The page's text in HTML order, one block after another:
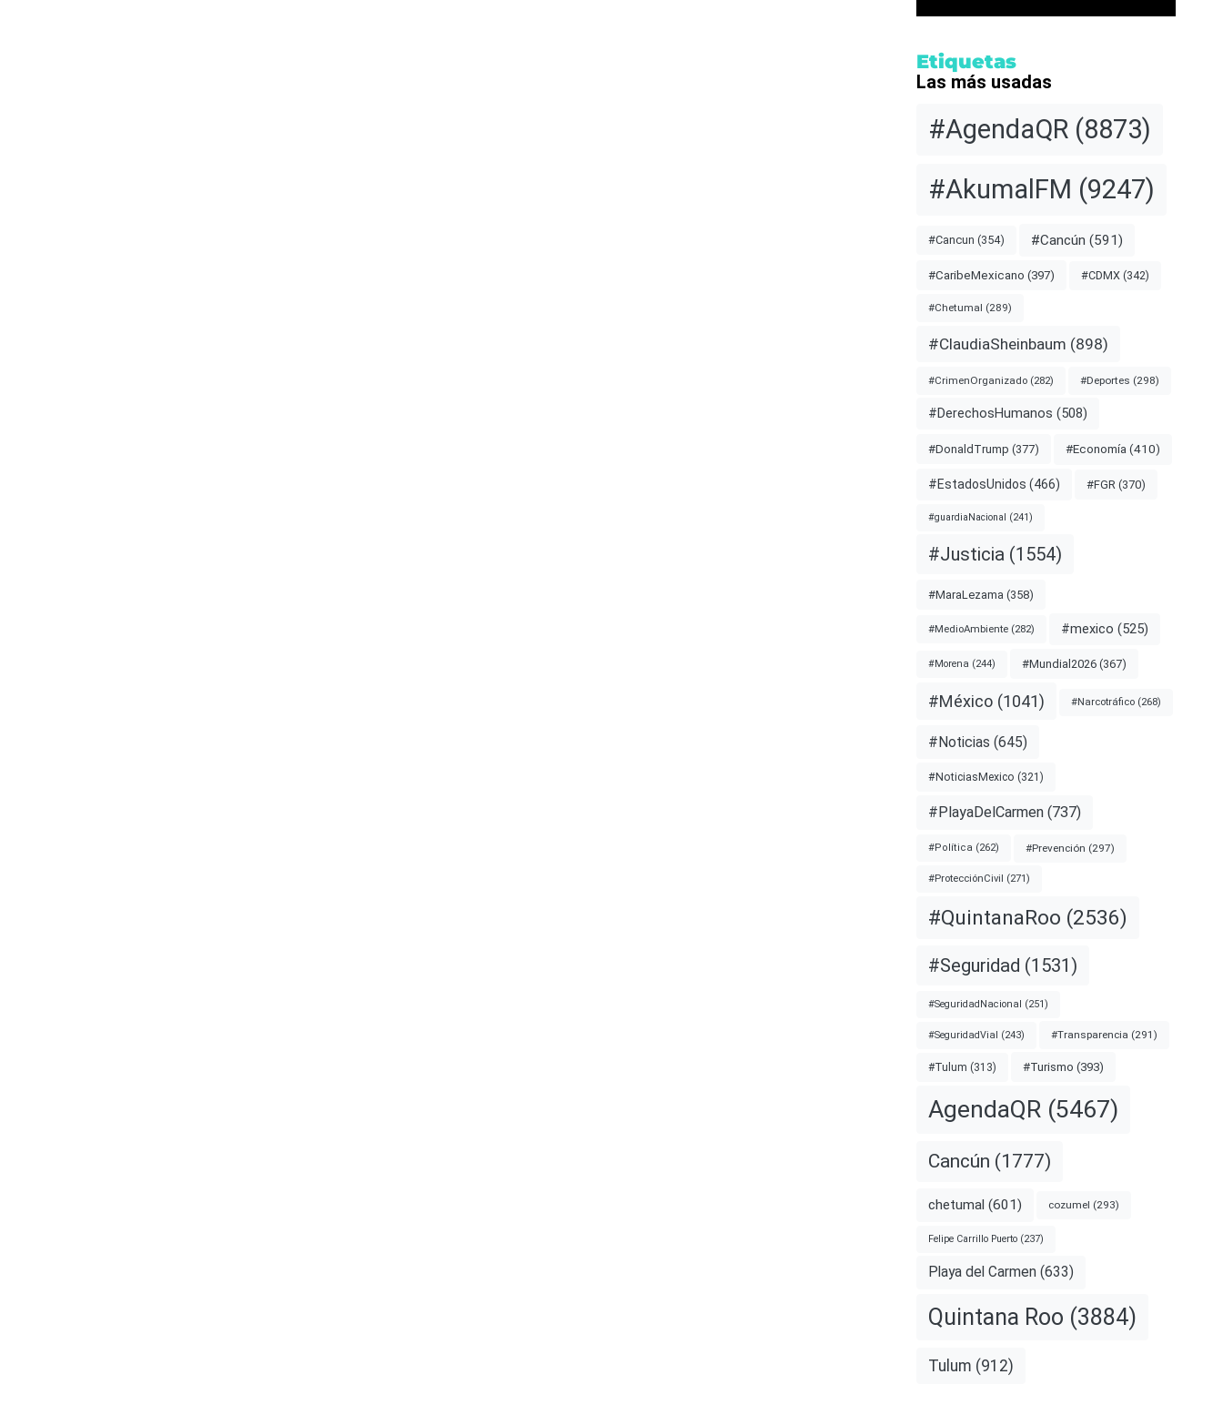
Etiquetas
Las más usadas
#AgendaQR(8873)
#AkumalFM (9247)
#Cancun (354) #Cancún (591)
#CaribeMexicano (397) #CDMX(342)
#Chetumal (289)
#ClaudiaSheinbaum (898)
#CrimenOrganizado(282) #Deportes (298)
#DerechosHumanos (508)
#DonaldTrump (377) #Economía (410)
#EstadosUnidos (466) #FGR (370)
#guardiaNacional (241)
#Justicia (1554)
#MaraLezama (358)
#MedioAmbiente(282) #mexico (525)
#Morena (244) #Mundial2026(367)
#México(1041) #Narcotráfico(268)
#Noticias (645)
#NoticiasMexico (321)
#PlayaDelCarmen(737)
#Política (262) #Prevención (297)
#ProtecciónCivil (271)
#QuintanaRoo (2536)
#Seguridad (1531)
#SeguridadNacional (251)
#SeguridadVial (243) #Transparencia (291)
#Tulum (313) #Turismo (393)
AgendaQR(5467)
Cancún (1777)
chetumal (601) cozumel (293)
Felipe Carrillo Puerto(237)
Playa del Carmen (633)
Quintana Roo (3884)
Tulum (912)